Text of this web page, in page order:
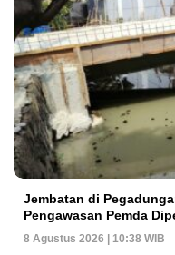
Jembatan di
Pengawasan Pemda
8 Agustus 2026 | 10:38 WIB